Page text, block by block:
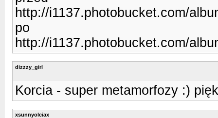
http://i1137.photobucket.com/
po
http://i1137.photobucket.com/
dizzzy_girl
Korcia - super metamorfozy :)
xsunnyolciax